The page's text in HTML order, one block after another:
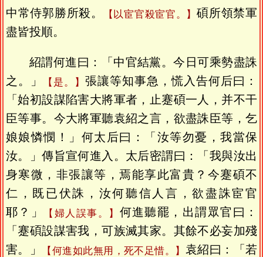
中常侍郭勝所殺。
【以宦官殺宦官。】碩所領禁軍
盡皆投順。
紹謂何進曰：「中官結黨。今日可乘勢盡誅
之。」
【是。】 張讓等知事急，慌入告何后曰：
「始初設謀陷害大將軍者，止蹇碩一人，并不干
臣等事。今大將軍聽袁紹之言，欲盡誅臣等，乞
娘娘憐憫！」何太后曰：「汝等勿憂，我當保
汝。」傳旨宣何進入。太后密謂曰：「我與汝出
身寒微，非張讓等，焉能享此富貴？今蹇碩不
仁，既已伏誅，汝何聽信人言，欲盡誅宦官
耶？」
【婦人誤事。】 何進聽罷，出謂眾官曰：
「蹇碩設謀害我，可族滅其家。其餘不必妄加殘
害。」
【何進如此無用，死不足惜。】 袁紹曰：「若